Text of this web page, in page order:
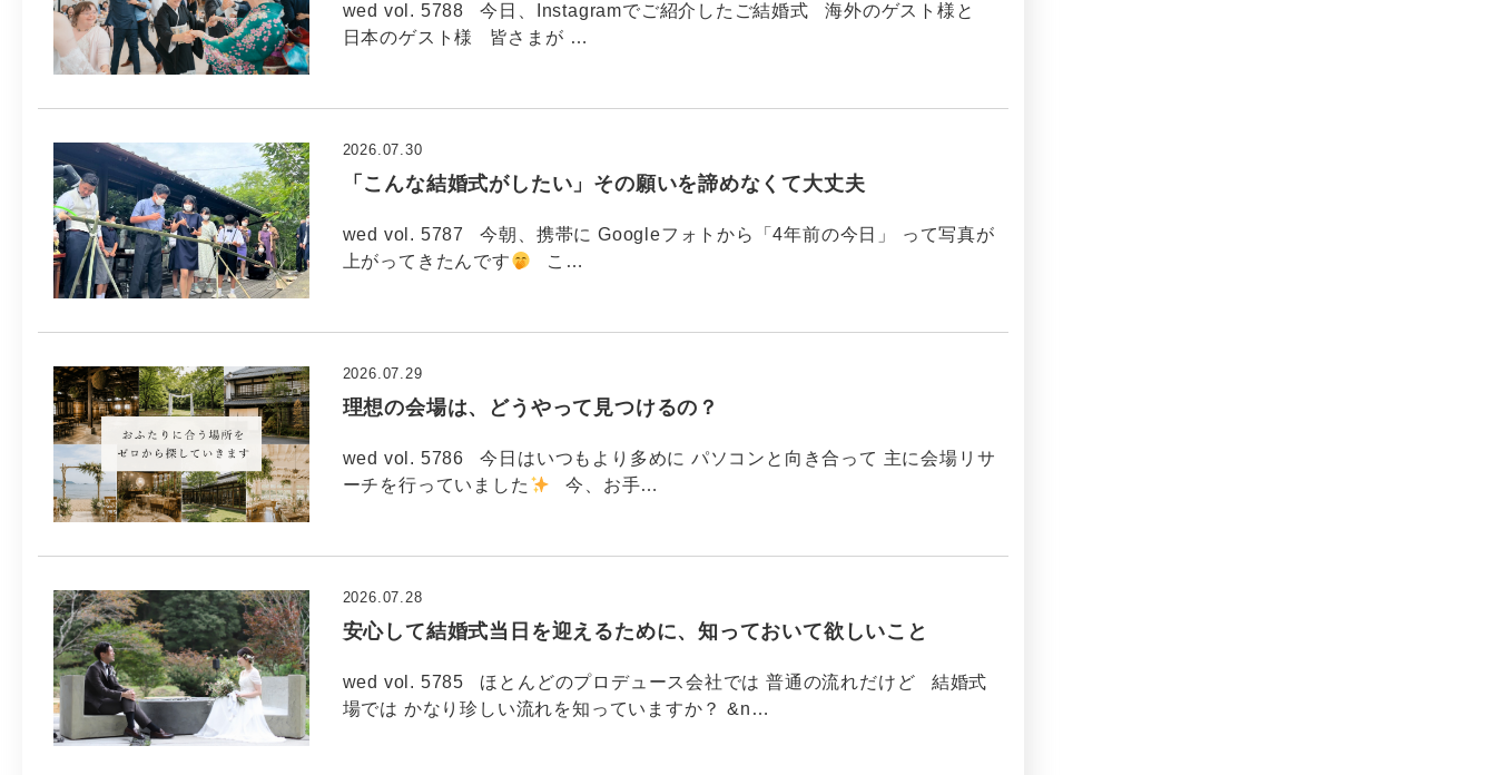
wed vol. 5788 今日、Instagramでご紹介したご結婚式 海外のゲスト様と
日本のゲスト様 皆さまが …
「こんな結婚式がしたい」その願いを諦めなくて大丈夫
2026.07.30
wed vol. 5787 今朝、携帯に Googleフォトから「4年前の今日」 って写真が
上がってきたんです
こ…
理想の会場は、どうやって見つけるの？
2026.07.29
wed vol. 5786 今日はいつもより多めに パソコンと向き合って 主に会場リサ
ーチを行っていました
今、お手…
安心して結婚式当日を迎えるために、知っておいて欲しいこと
2026.07.28
wed vol. 5785 ほとんどのプロデュース会社では 普通の流れだけど 結婚式
場では かなり珍しい流れを知っていますか？ &n…